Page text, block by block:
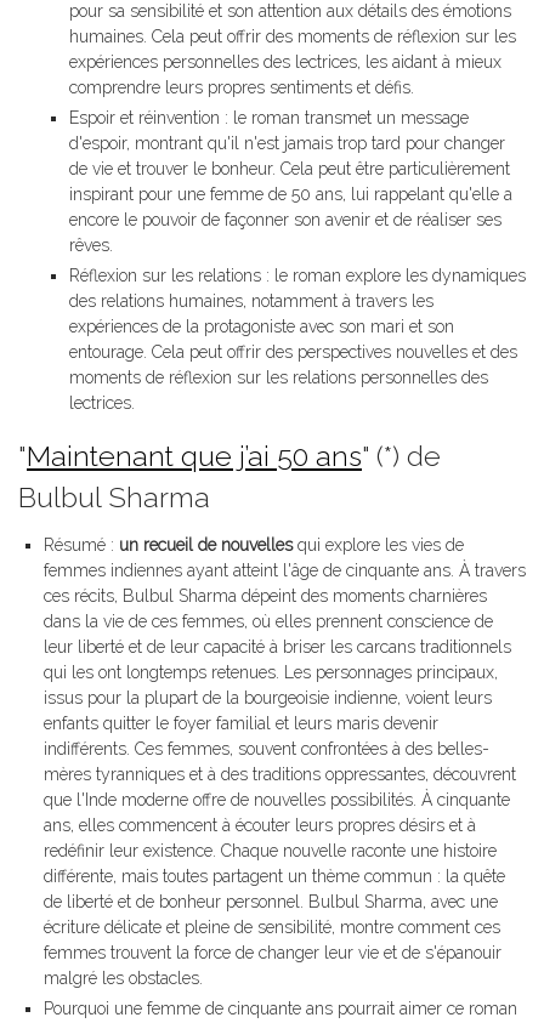
pour sa sensibilité et son attention aux détails des émotions
humaines. Cela peut offrir des moments de réflexion sur les
expériences personnelles des lectrices, les aidant à mieux
comprendre leurs propres sentiments et défis.
Espoir et réinvention : le roman transmet un message
d'espoir, montrant qu'il n'est jamais trop tard pour changer
de vie et trouver le bonheur. Cela peut être particulièrement
inspirant pour une femme de 50 ans, lui rappelant qu'elle a
encore le pouvoir de façonner son avenir et de réaliser ses
rêves.
Réflexion sur les relations : le roman explore les dynamiques
des relations humaines, notamment à travers les
expériences de la protagoniste avec son mari et son
entourage. Cela peut offrir des perspectives nouvelles et des
moments de réflexion sur les relations personnelles des
lectrices.
"Maintenant que j’ai 50 ans" (*) de
Bulbul Sharma
Résumé : un recueil de nouvellesqui explore les vies de
femmes indiennes ayant atteint l'âge de cinquante ans. À travers
ces récits, Bulbul Sharma dépeint des moments charnières
dans la vie de ces femmes, où elles prennent conscience de
leur liberté et de leur capacité à briser les carcans traditionnels
qui les ont longtemps retenues. Les personnages principaux,
issus pour la plupart de la bourgeoisie indienne, voient leurs
enfants quitter le foyer familial et leurs maris devenir
indifférents. Ces femmes, souvent confrontées à des belles-
mères tyranniques et à des traditions oppressantes, découvrent
que l'Inde moderne offre de nouvelles possibilités. À cinquante
ans, elles commencent à écouter leurs propres désirs et à
redéfinir leur existence. Chaque nouvelle raconte une histoire
différente, mais toutes partagent un thème commun : la quête
de liberté et de bonheur personnel. Bulbul Sharma, avec une
écriture délicate et pleine de sensibilité, montre comment ces
femmes trouvent la force de changer leur vie et de s'épanouir
malgré les obstacles.
Pourquoi une femme de cinquante ans pourrait aimer ce roman